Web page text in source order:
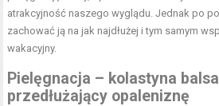
atrakcyjność naszego wyglądu. Jednak po
zachować ją na jak najdłużej i tym samym
wakacyjny.
Pielęgnacja – kolastyna
przedłużający opaleniznę